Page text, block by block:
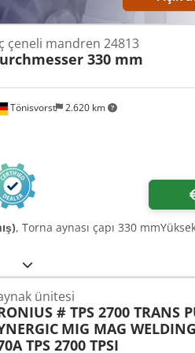
Tönisvorst 2.620 km
çeneli mandren 24813
330 mm
, Torna aynası çapı 330
ünitesi
# TPS 2700 TRANS
MIG MAG WELDING
TPS 2700 TPSI